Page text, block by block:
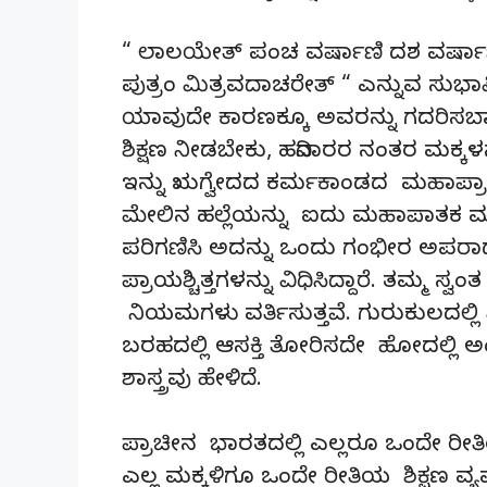
“ ಲಾಲಯೇತ್ ಪಂಚ ವರ್ಷಾಣಿ ದಶ
ಪುತ್ರಂ ಮಿತ್ರವದಾಚರೇತ್ “ ಎನ್ನುವ
ಯಾವುದೇ ಕಾರಣಕ್ಕೂ ಅವರನ್ನು
ಶಿಕ್ಷಣ ನೀಡಬೇಕು, ಹದಿನಾರರ ನಂತರ
ಇನ್ನು ಋಗ್ವೇದದ ಕರ್ಮಕಾಂಡದ
ಮೇಲಿನ ಹಲ್ಲೆಯನ್ನು ಐದು ಮಹಾಪಾತಕ
ಪರಿಗಣಿಸಿ ಅದನ್ನು ಒಂದು ಗಂಭೀರ
ಪ್ರಾಯಶ್ಚಿತ್ತಗಳನ್ನು ವಿಧಿಸಿದ್ದಾರೆ. ತಮ್ಮ
ನಿಯಮಗಳು ವರ್ತಿಸುತ್ತವೆ.
ಬರಹದಲ್ಲಿ ಆಸಕ್ತಿ ತೋರಿಸದೇ ಹೋದಲ್ಲಿ
ಶಾಸ್ತ್ರವು ಹೇಳಿದೆ.
ಪ್ರಾಚೀನ ಭಾರತದಲ್ಲಿ ಎಲ್ಲರೂ ಒಂದೇ
ಎಲ್ಲ ಮಕ್ಕಳಿಗೂ ಒಂದೇ ರೀತಿಯ ಶಿಕ್ಷಣ